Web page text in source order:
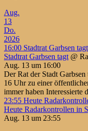
Aug.
13
Do.
2026
16:00 Stadtrat Garbsen tagt
Stadtrat Garbsen tagt @
Aug. 13 um 16:00
Der Rat der Stadt
16 Uhr zu einer
immer haben
23:55 Heute
Heute Radarkontrollen in
Aug. 13 um 23:55